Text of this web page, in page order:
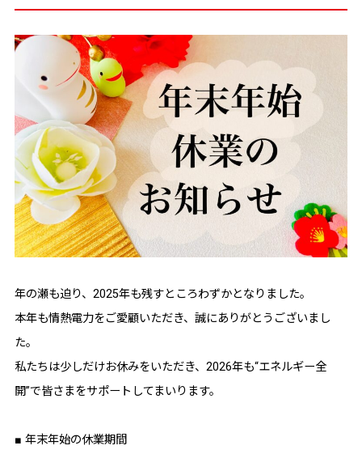
年の瀬も迫り、2025年も残すところわずかとなりました。
本年も情熱電力をご愛顧いただき、誠にありがとうございまし
た。
私たちは少しだけお休みをいただき、2026年も“エネルギー全
開”で皆さまをサポートしてまいります。
■ 年末年始の休業期間